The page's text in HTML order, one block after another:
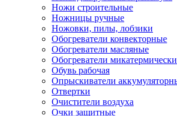
Ножи строительные
Ножницы ручные
Ножовки, пилы, лобзики
Обогреватели конвекторные
Обогреватели масляные
Обогреватели
Обувь рабочая
Опрыскиватели
Отвертки
Очистители воздуха
Очки защитные